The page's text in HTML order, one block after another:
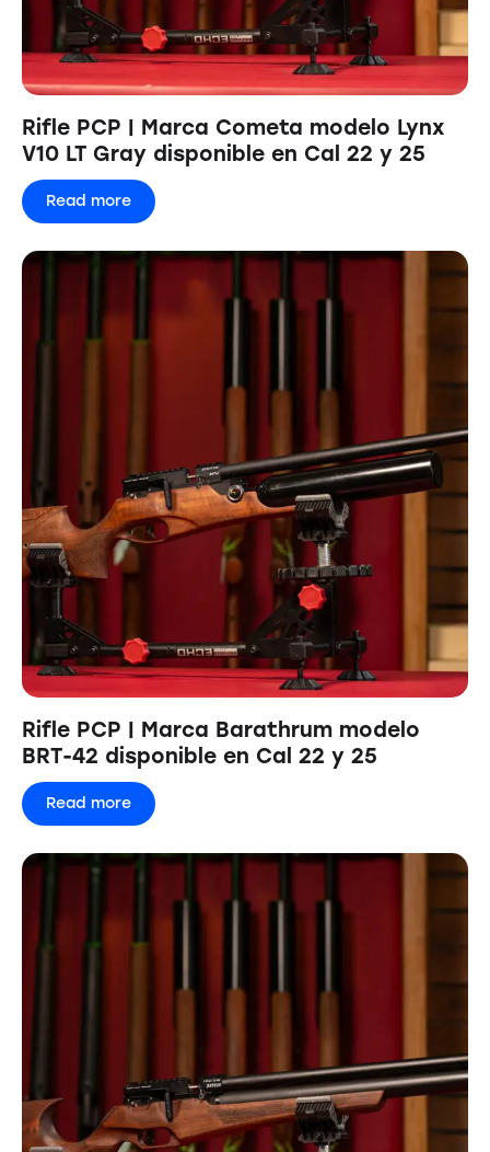
Rifle PCP | Marca Cometa modelo Lynx
V10 LT Gray disponible en Cal 22 y 25
Read more
Rifle PCP | Marca Barathrum modelo
BRT-42 disponible en Cal 22 y 25
Read more